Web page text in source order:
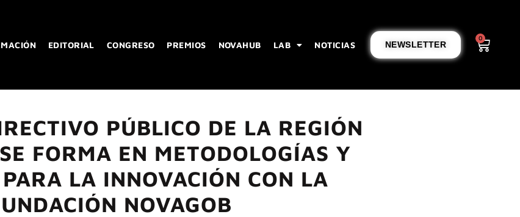
EDITORIAL CONGRESO PREMIOS NOVAHUB LAB NOTICIAS NEWSLETTER
0
PÚBLICO DE LA REGIÓN
FORMA EN METODOLOGÍAS Y
PARA LA INNOVACIÓN CON LA
NOVAGOB